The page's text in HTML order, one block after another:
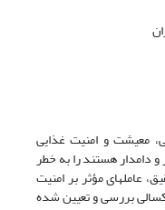
معیشت و امنیت غذایی
دامدار هستند را به خطر
عامل‏های مؤثر بر امنیت
بررسی و تعیین شده